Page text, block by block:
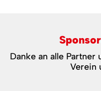
Danke an alle
Verein